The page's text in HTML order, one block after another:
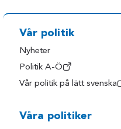
Vår politik
Nyheter
Politik A-Ö
Vår politik på lätt svenska
Våra politiker